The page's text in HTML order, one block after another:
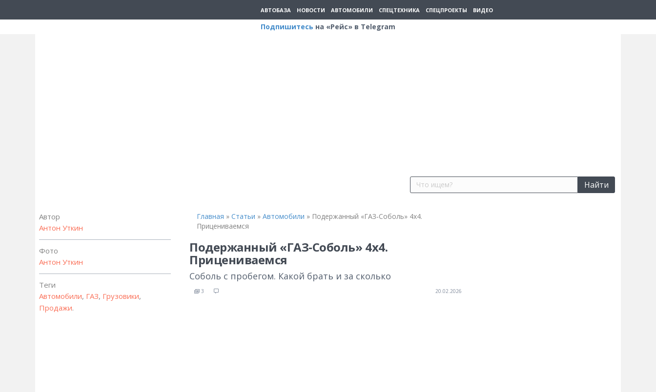
АВТОБАЗА НОВОСТИ АВТОМОБИЛИ СПЕЦТЕХНИКА СПЕЦПРОЕКТЫ ВИДЕО
Подпишитесь на «Рейс» в Telegram
Найти
Автор
Антон Уткин
Фото
Антон Уткин
Теги
Автомобили, ГАЗ, Грузовики,
Продажи.
Главная » Статьи » Автомобили » Подержанный «ГАЗ‑Соболь» 4х4.
Прицениваемся
Подержанный «ГАЗ‑Соболь» 4х4.
Прицениваемся
Соболь с пробегом. Какой брать и за сколько
3 20.02.2026